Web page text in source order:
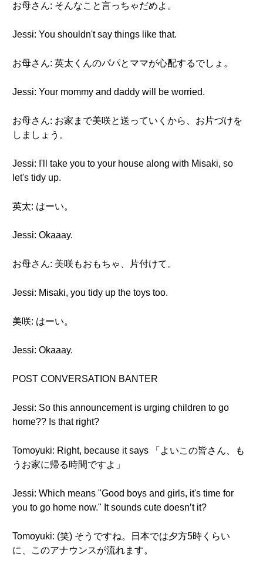
お母さん: そんなこと言っちゃだめよ。
Jessi: You shouldn't say things like that.
お母さん: 英太くんのパパとママが心配するでしょ。
Jessi: Your mommy and daddy will be worried.
お母さん: お家まで美咲と送っていくから、お片づけを
しましょう。
Jessi: I'll take you to your house along with Misaki, so
let's tidy up.
英太: はーい。
Jessi: Okaaay.
お母さん: 美咲もおもちゃ、片付けて。
Jessi: Misaki, you tidy up the toys too.
美咲: はーい。
Jessi: Okaaay.
POST CONVERSATION BANTER
Jessi: So this announcement is urging children to go
home?? Is that right?
Tomoyuki: Right, because it says 「よいこの皆さん、も
うお家に帰る時間ですよ」
Jessi: Which means "Good boys and girls, it's time for
you to go home now." It sounds cute doesn’t it?
Tomoyuki: (笑) そうですね。日本では夕方5時くらい
に、このアナウンスが流れます。